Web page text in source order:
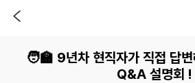
🧑‍🏫 9년차 현직자가 직접 답
Q&A 설명회 !